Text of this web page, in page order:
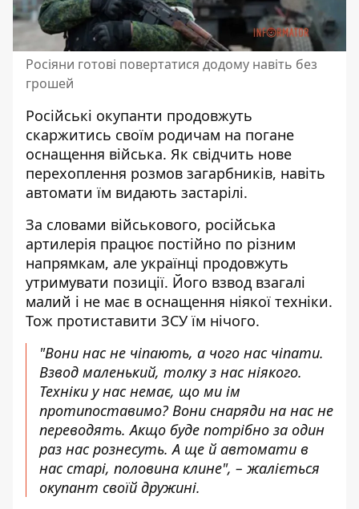
Росіяни готові повертатися додому навіть без
грошей
Російські окупанти продовжуть
скаржитись своїм родичам на погане
оснащення війська. Як свідчить нове
перехоплення розмов загарбників, навіть
автомати їм видають застарілі.
За словами військового, російська
артилерія працює постійно по різним
напрямкам, але українці продовжуть
утримувати позиції. Його взвод взагалі
малий і не має в оснащення ніякої техніки.
Тож протиставити ЗСУ їм нічого.
"Вони нас не чіпають, а чого нас чіпати.
Взвод маленький, толку з нас ніякого.
Техніки у нас немає, що ми ім
протипоставимо? Вони снаряди на нас не
переводять. Акщо буде потрібно за один
раз нас рознесуть. А ще й автомати в
нас старі, половина клине", – жаліється
окупант своїй дружині.